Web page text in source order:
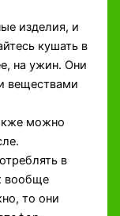
изделия, и
кушать в
на ужин. Они
веществами
можно
в
вообще
то они